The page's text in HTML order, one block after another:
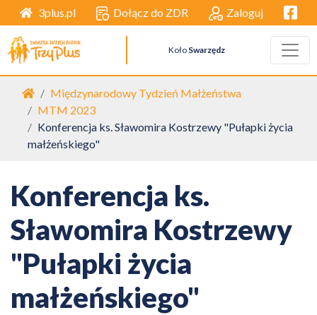
3plus.pl Dołącz do ZDR Zaloguj
Koło Swarzędz
Strona główna
Międzynarodowy Tydzień Małżeństwa
MTM 2023
Konferencja ks. Sławomira Kostrzewy "Pułapki życia
małżeńskiego"
Konferencja ks.
Sławomira Kostrzewy
"Pułapki życia
małżeńskiego"